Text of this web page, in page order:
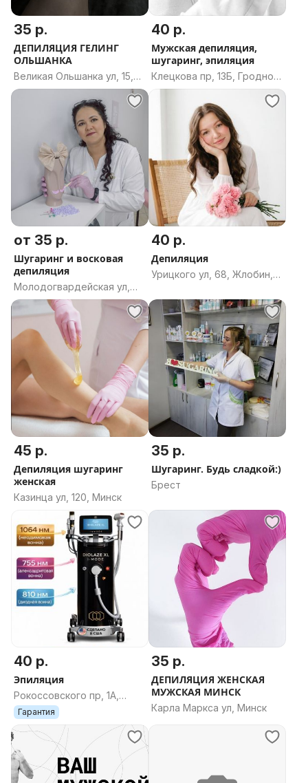
35 р.
ДЕПИЛЯЦИЯ ГЕЛИНГ
ОЛЬШАНКА
Великая Ольшанка ул, 15,
Гродно, Гродненская
40 р.
Мужская депиляция,
шугаринг, эпиляция
Клецкова пр, 13Б, Гродно,
Гродненская область
от 35 р.
Шугаринг и восковая
депиляция
Молодогвардейская ул,
14к1, Брест, Брестская
область
40 р.
Депиляция
Урицкого ул, 68, Жлобин,
Гомельская область
45 р.
Депиляция шугаринг
женская
Казинца ул, 120, Минск
35 р.
Шугаринг. Будь сладкой:)
Брест
40 р.
Эпиляция
Рокоссовского пр, 1А,
Минск
Гарантия
35 р.
ДЕПИЛЯЦИЯ ЖЕНСКАЯ
МУЖСКАЯ МИНСК
Карла Маркса ул, Минск